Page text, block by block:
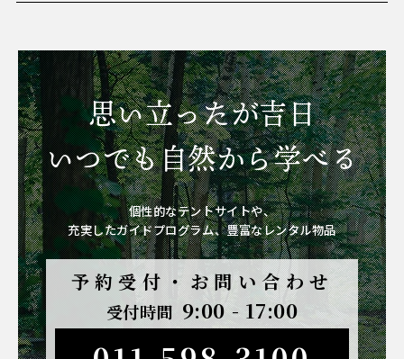
思い立ったが吉日
いつでも自然から学べる
個性的なテントサイトや、
充実したガイドプログラム、豊富なレンタル物品
予約受付・お問い合わせ
受付時間 9:00 - 17:00